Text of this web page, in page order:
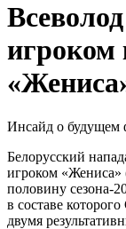
игроком
Инсайд о будущем
Белорусский
игроком
половину сезона-
в составе
двумя